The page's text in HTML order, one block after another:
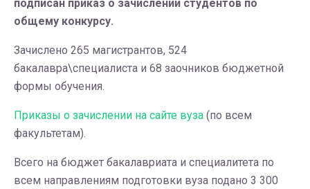
подписан приказ о зачислении студентов по
общему конкурсу.
Зачислено 265 магистрантов, 524
бакалавра\специалиста и 68 заочников бюджетной
формы обучения.
Приказы о зачислении на сайте вуза (по всем
факультетам).
Всего на бюджет бакалавриата и специалитета по
всем направлениям подготовки вуза подано 3 300